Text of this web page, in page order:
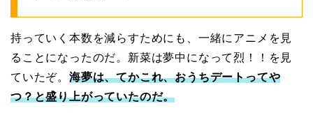
持っていく本数を減らすためにも、一緒にアニメを見
ることになったのだ。新菜は夢中になって烈！！を見
ていたぞ。 海夢は、てかこれ、おうちデートってや
つ？と盛り上がっていたのだ。